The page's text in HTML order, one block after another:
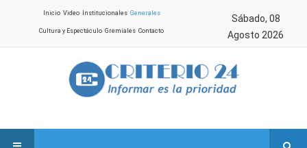
Inicio Video Institucionales Generales
Cultura y Espectáculo Gremiales Contacto
Sábado, 08
Agosto 2026